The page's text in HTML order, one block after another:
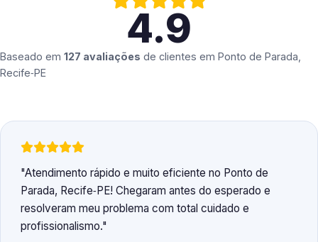
4.9
Baseado em 127 avaliações de clientes em Ponto de Parada,
Recife‑PE
Atendimento rápido e muito eficiente no Ponto de
Parada, Recife‑PE! Chegaram antes do esperado e
resolveram meu problema com total cuidado e
profissionalismo.